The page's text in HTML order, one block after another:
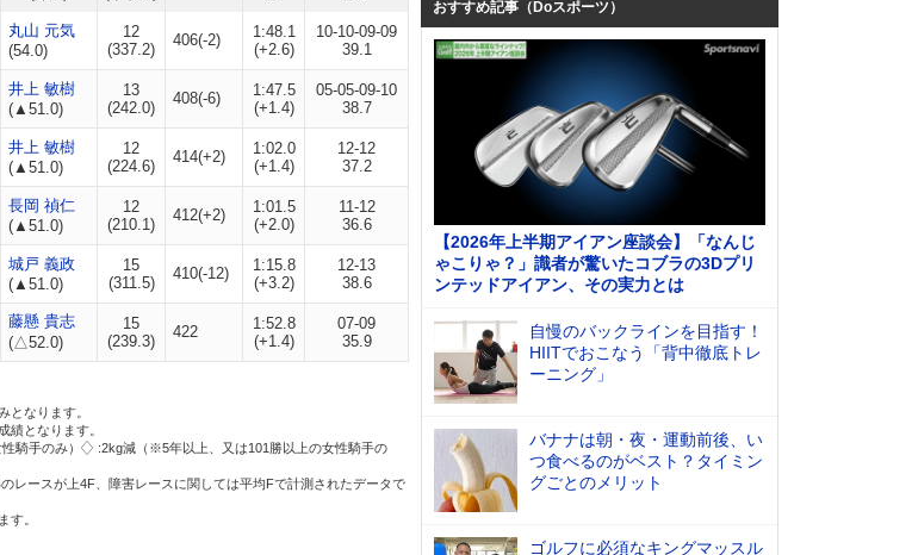
丸山 元気
(54.0)
12
(337.2)
406(-2)
1:48.1
(+2.6)
10-10-09-09
39.1
井上 敏樹
(▲51.0)
13
(242.0)
408(-6)
1:47.5
(+1.4)
05-05-09-10
38.7
井上 敏樹
(▲51.0)
12
(224.6)
414(+2)
1:02.0
(+1.4)
12-12
37.2
長岡 禎仁
(▲51.0)
12
(210.1)
412(+2)
1:01.5
(+2.0)
11-12
36.6
城戸 義政
(▲51.0)
15
(311.5)
410(-12)
1:15.8
(+3.2)
12-13
38.6
藤懸 貴志
(△52.0)
15
(239.3)
422
1:52.8
(+1.4)
07-09
35.9
となります。
績となります。
騎手のみ）
:2kg減（※5年以上、又は101勝以上の女性騎手の
レースが上4F、障害レースに関しては平均Fで計測されたデータで
す。
おすすめ記事（Doスポーツ）
【2026年上半期アイアン座談会】「なんじ
ゃこりゃ？」識者が驚いたコブラの3Dプリ
ンテッドアイアン、その実力とは
自慢のバックラインを目指す！
HIITでおこなう「背中徹底トレ
ーニング」
バナナは朝・夜・運動前後、い
つ食べるのがベスト？タイミン
グごとのメリット
ゴルフに必須なキングマッスル